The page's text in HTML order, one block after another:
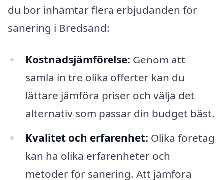
du bör inhämtar flera erbjudanden för
sanering i Bredsand:
Kostnadsjämförelse: Genom att
samla in tre olika offerter kan du
lättare jämföra priser och välja det
alternativ som passar din budget bäst.
Kvalitet och erfarenhet: Olika företag
kan ha olika erfarenheter och
metoder för sanering. Att jämföra